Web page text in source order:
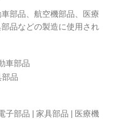
部品、航空機部品、医療
品などの製造に使用され
子部品 | 家具部品 | 医療機